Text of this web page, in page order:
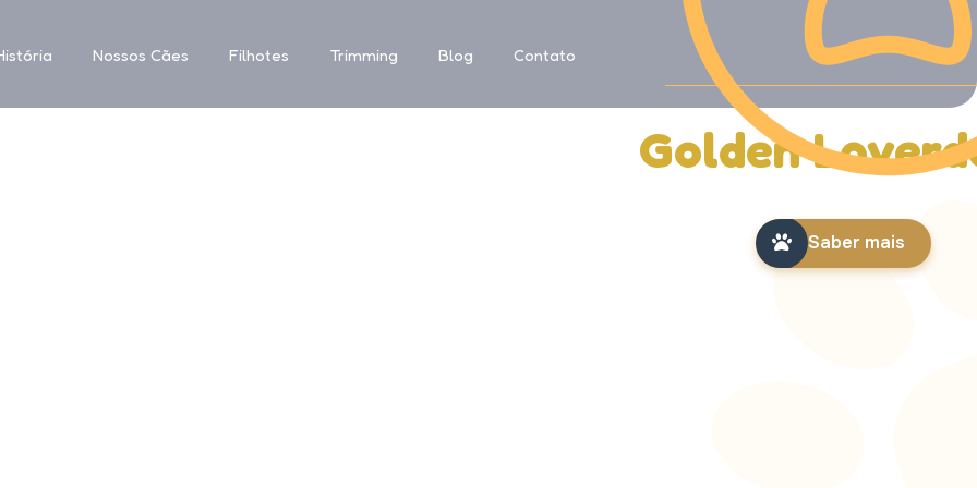
Nossos Cães Filhotes Trimming Blog Contato
Saiba mais
História da
Golden
Saber mais